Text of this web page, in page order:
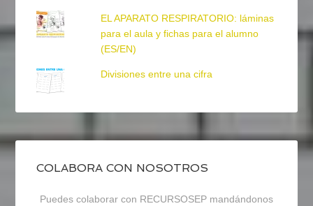
EL APARATO RESPIRATORIO: láminas
para el aula y fichas para el alumno
(ES/EN)
Divisiones entre una cifra
COLABORA CON NOSOTROS
Puedes colaborar con RECURSOSEP mandándonos